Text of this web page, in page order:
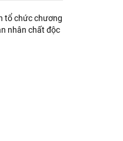
tổ chức chương
nhân chất độc